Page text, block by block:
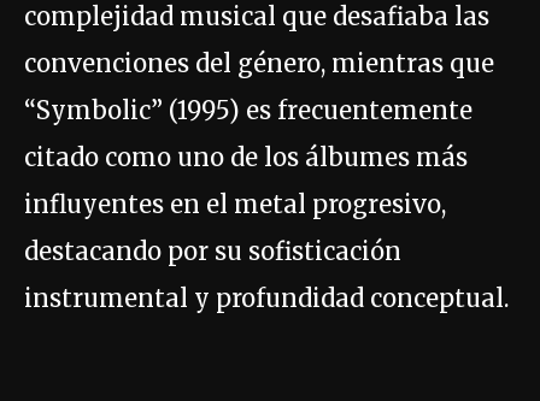
complejidad musical que desafiaba las
convenciones del género, mientras que
“Symbolic” (1995) es frecuentemente
citado como uno de los álbumes más
influyentes en el metal progresivo,
destacando por su sofisticación
instrumental y profundidad conceptual.